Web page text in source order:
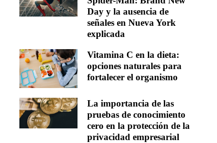
Day y la ausencia de
señales en Nueva York
explicada
Vitamina C en la dieta:
opciones naturales para
fortalecer el organismo
La importancia de las
pruebas de conocimiento
cero en la protección de la
privacidad empresarial